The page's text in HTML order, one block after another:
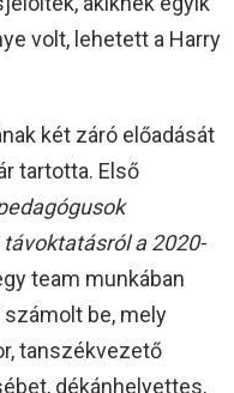
volt, lehetett a Harry
két záró előadását
tartotta. Első
a 2020-
team munkában
be, mely
tanszékvezető
dékánhelyettes,